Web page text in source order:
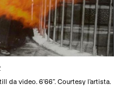
da video. 6’66”. Courtesy l’artista.